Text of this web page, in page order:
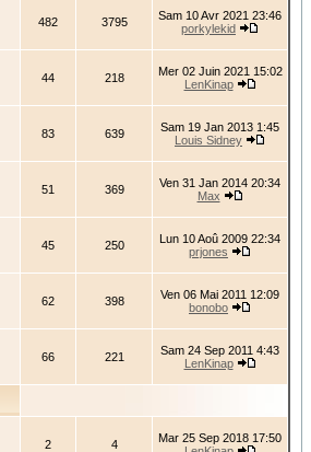
482 3795
Sam 10 Avr 2021 23:46
porkylekid
44 218
Mer 02 Juin 2021 15:02
LenKinap
83 639
Sam 19 Jan 2013 1:45
Louis Sidney
51 369
Ven 31 Jan 2014 20:34
Max
45 250
Lun 10 Aoû 2009 22:34
prjones
62 398
Ven 06 Mai 2011 12:09
bonobo
66 221
Sam 24 Sep 2011 4:43
LenKinap
2 4
Mar 25 Sep 2018 17:50